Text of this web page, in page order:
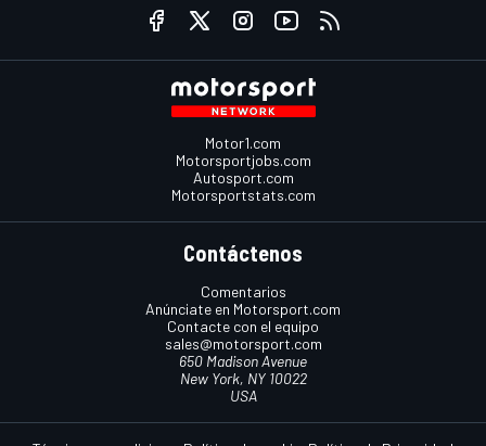
Motor1.com
Motorsportjobs.com
Autosport.com
Motorsportstats.com
Contáctenos
Comentarios
Anúnciate en Motorsport.com
Contacte con el equipo
sales@motorsport.com
650 Madison Avenue
New York, NY 10022
USA